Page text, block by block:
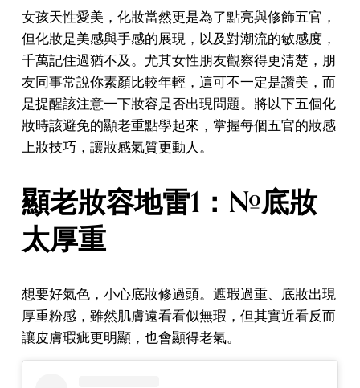
女孩天性愛美，化妝當然更是為了點亮與修飾五官，
但化妝是美感與手感的展現，以及對潮流的敏感度，
千萬記住過猶不及。尤其女性朋友觀察得更清楚，朋
友同事常說你素顏比較年輕，這可不一定是讚美，而
是提醒該注意一下妝容是否出現問題。將以下五個化
妝時該避免的顯老重點學起來，掌握每個五官的妝感
上妝技巧，讓妝感氣質更動人。
顯老妝容地雷1：#底妝
太厚重
想要好氣色，小心底妝修過頭。遮瑕過重、底妝出現
厚重粉感，雖然肌膚遠看看似無瑕，但其實近看反而
讓皮膚瑕疵更明顯，也會顯得老氣。